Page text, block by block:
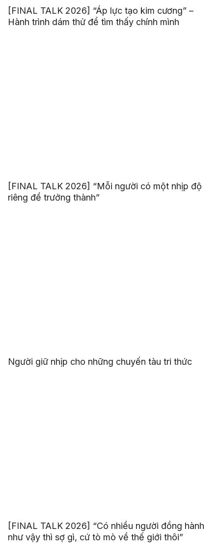
[FINAL TALK 2026] “Áp lực tạo kim cương” –
Hành trình dám thử để tìm thấy chính mình
[FINAL TALK 2026] “Mỗi người có một nhịp độ
riêng để trưởng thành”
Người giữ nhịp cho những chuyến tàu tri thức
[FINAL TALK 2026] “Có nhiều người đồng hành
như vậy thì sợ gì, cứ tò mò về thế giới thôi”